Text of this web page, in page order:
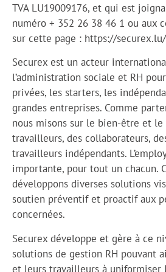
TVA LU19009176, et qui est
numéro + 352 26 38 46 1 ou aux
sur cette page : https://
Securex est un acteur
l’administration sociale et RH
privées, les starters, les
grandes entreprises. Comme
nous misons sur le bien-être et
travailleurs, des collaborateurs,
travailleurs indépendants.
importante, pour tout un chacun.
développons diverses solutions
soutien préventif et proactif aux
concernées.
Securex développe et gère à ce
solutions de gestion RH pouvant
et leurs travailleurs à uniformiser